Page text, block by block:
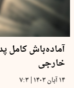
آماده‌باش کامل
خارجی
۱۴ آبان ۱۴۰۳ | ۷:۳